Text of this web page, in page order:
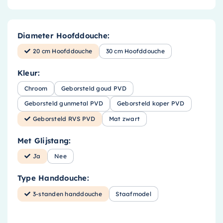
Diameter Hoofddouche:
20 cm Hoofddouche 30 cm Hoofddouche
Kleur:
Chroom Geborsteld goud PVD
Geborsteld gunmetal PVD Geborsteld koper PVD
Geborsteld RVS PVD Mat zwart
Met Glijstang:
Ja Nee
Type Handdouche:
3-standen handdouche Staafmodel